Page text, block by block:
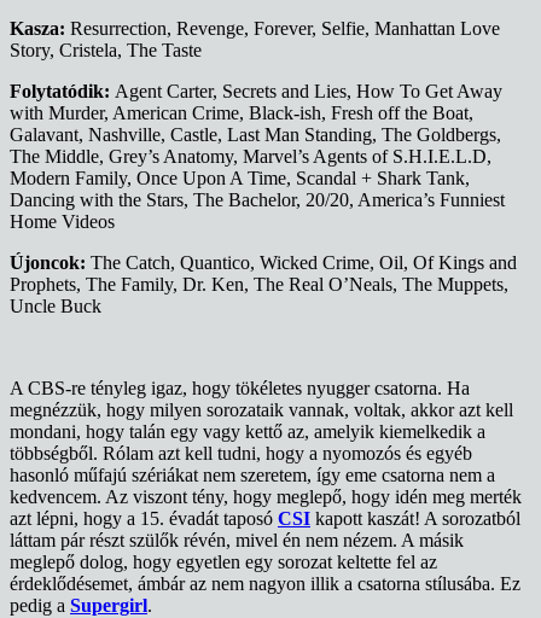
Kasza: Resurrection, Revenge, Forever, Selfie, Manhattan Love
Story, Cristela, The Taste
Folytatódik: Agent Carter, Secrets and Lies, How To Get Away
with Murder, American Crime, Black-ish, Fresh off the Boat,
Galavant, Nashville, Castle, Last Man Standing, The Goldbergs,
The Middle, Grey’s Anatomy, Marvel’s Agents of S.H.I.E.L.D,
Modern Family, Once Upon A Time, Scandal + Shark Tank,
Dancing with the Stars, The Bachelor, 20/20, America’s Funniest
Home Videos
Újoncok: The Catch, Quantico, Wicked Crime, Oil, Of Kings and
Prophets, The Family, Dr. Ken, The Real O’Neals, The Muppets,
Uncle Buck
A CBS-re tényleg igaz, hogy tökéletes nyugger csatorna. Ha
megnézzük, hogy milyen sorozataik vannak, voltak, akkor azt kell
mondani, hogy talán egy vagy kettő az, amelyik kiemelkedik a
többségből. Rólam azt kell tudni, hogy a nyomozós és egyéb
hasonló műfajú szériákat nem szeretem, így eme csatorna nem a
kedvencem. Az viszont tény, hogy meglepő, hogy idén meg merték
azt lépni, hogy a 15. évadát taposó CSI kapott kaszát! A sorozatból
láttam pár részt szülők révén, mivel én nem nézem. A másik
meglepő dolog, hogy egyetlen egy sorozat keltette fel az
érdeklődésemet, ámbár az nem nagyon illik a csatorna stílusába. Ez
pedig a Supergirl.